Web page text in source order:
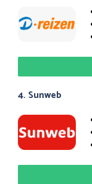
4. Sunweb